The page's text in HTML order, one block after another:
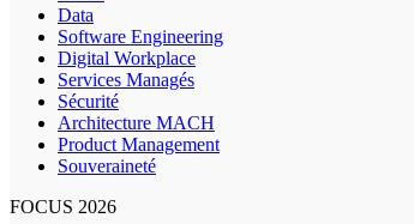
Data
Software Engineering
Digital Workplace
Services Managés
Sécurité
Architecture MACH
Product Management
Souveraineté
FOCUS 2026